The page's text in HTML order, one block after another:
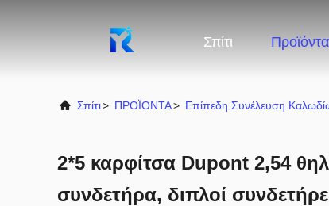
Σπίτι Προϊόντα
Σπίτι> ΠΡΟΪΟΝΤΑ> Επίπεδη Συνέλευση
2*5 καρφίτσα Dupont 2,54
συνδετήρα, διπλοί